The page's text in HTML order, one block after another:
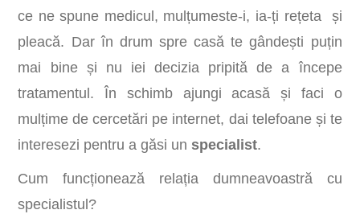
ce ne spune medicul, mulțumeste-i, ia-ți rețeta și
pleacă. Dar în drum spre casă te gândești puțin
mai bine și nu iei decizia pripită de a începe
tratamentul. În schimb ajungi acasă și faci o
mulțime de cercetări pe internet, dai telefoane și te
interesezi pentru a găsi un specialist.
Cum funcționează relația dumneavoastră cu
specialistul?